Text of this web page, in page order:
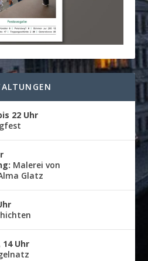
22 Uhr
Malerei von
Glatz
Uhr